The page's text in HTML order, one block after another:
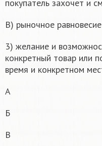
покупатель захочет и
В) рыночное равновесие
3) желание и
конкретный товар или
время и конкретном
А
Б
В